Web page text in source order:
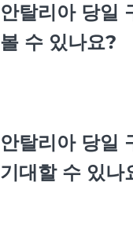
안탈리아 당일
볼 수 있나요?
안탈리아 당일
기대할 수 있나